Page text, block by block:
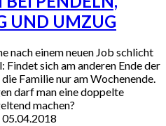
UND UMZUG
nach einem neuen Job schlicht
sich am anderen Ende der
Familie nur am Wochenende.
darf man eine doppelte
machen?